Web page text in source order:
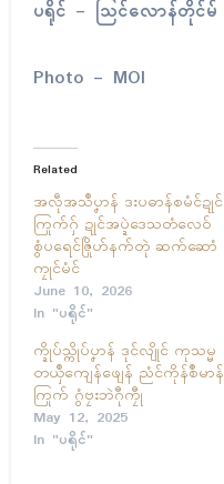
ပရိုၚ် – သြင်လောန်တိုၚ်မ်
Photo – MOI
Related
အလဵုအသဳပၞာန် ဒးပဓာန်စမံၚ်ဍုၚ်
ကြုက်ဂှ် ဍုၚ်အပ္ဍဲဒေသတံလေဝ်
စွံပရေၚ်ဇြိုဟ်နက်တုဲ ဆက်ဆောံ
ကၠုၚ်မံၚ်
June 10, 2026
In "ပရိုၚ်"
က္ဍိုပ်သ္ကိုပ်ပၞာန် ဒုၚ်လျိုၚ် ကုသမ္မ
တယှဳကျေန်ဖျေန် ညံၚ်ကိုန်စဳမာန်
ကြုက် ဂွံဗၠးဘဲဂီုကၠီု
May 12, 2025
In "ပရိုၚ်"